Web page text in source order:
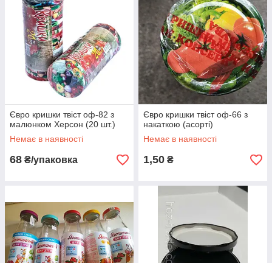
Євро кришки твіст оф-82 з
малюнком Херсон (20 шт.)
Немає в наявності
68 ₴/упаковка
Євро кришки твіст оф-66 з
накаткою (асорті)
Немає в наявності
1,50 ₴